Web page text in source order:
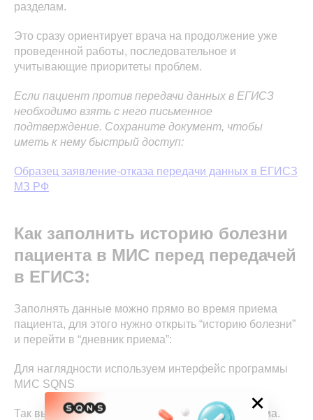
разделам.
Это сразу ориентирует врача на продолжение уже
проведенной работы, последовательное и
учитывающие приоритеты проблем.
Если пациент против передачи данных в ЕГИСЗ
необходимо взять с него письменное
подтверждение. Сохраните документ, чтобы
иметь к нему быстрый доступ:
Образец заявление-отказа передачи данных в ЕГИСЗ
МЗ РФ
Как заполнить историю болезни
пациента в МИС перед передачей
в ЕГИСЗ:
Заполнять данные можно прямо во время приема
пациента, для этого нужно открыть “историю болезни”
и перейти в “дневник приема”:
Для наглядности используем интерфейс программы
МИС SQNS
Так выглядят поля электронного дневника приема.
×